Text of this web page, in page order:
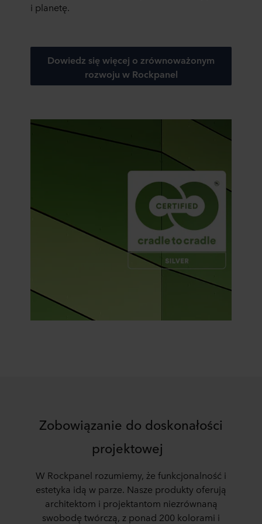
i planetę.
Dowiedz się więcej o zrównoważonym
rozwoju w Rockpanel
Zobowiązanie do doskonałości
projektowej
W Rockpanel rozumiemy, że funkcjonalność i
estetyka idą w parze. Nasze produkty oferują
architektom i projektantom niezrównaną
swobodę twórczą, z ponad 200 kolorami i